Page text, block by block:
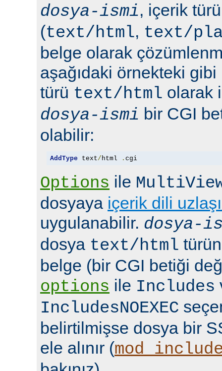
dosya-ismi, içerik
(text/html, text/
belge olarak
aşağıdaki örnekteki
türü text/html olarak
dosya-ismi bir CGI
olabilir:
AddType text/ html . cgi
Options ile
dosyaya içerik dili
uygulanabilir. dosya-
dosya text/html
belge (bir CGI betiği
options ile Includes
IncludesNOEXEC
belirtilmişse dosya bir
ele alınır (